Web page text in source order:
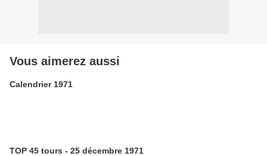
Vous aimerez aussi
Calendrier 1971
TOP 45 tours - 25 décembre 1971